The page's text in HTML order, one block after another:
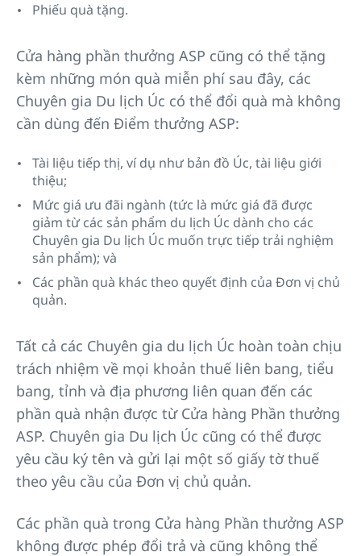
Phiếu quà tặng.
Cửa hàng phần thưởng ASP cũng có thể tặng
kèm những món quà miễn phí sau đây, các
Chuyên gia Du lịch Úc có thể đổi quà mà không
cần dùng đến Điểm thưởng ASP:
Tài liệu tiếp thị, ví dụ như bản đồ Úc, tài liệu giới
thiệu;
Mức giá ưu đãi ngành (tức là mức giá đã được
giảm từ các sản phẩm du lịch Úc dành cho các
Chuyên gia Du lịch Úc muốn trực tiếp trải nghiệm
sản phẩm); và
Các phần quà khác theo quyết định của Đơn vị chủ
quản.
Tất cả các Chuyên gia du lịch Úc hoàn toàn chịu
trách nhiệm về mọi khoản thuế liên bang, tiểu
bang, tỉnh và địa phương liên quan đến các
phần quà nhận được từ Cửa hàng Phần thưởng
ASP. Chuyên gia Du lịch Úc cũng có thể được
yêu cầu ký tên và gửi lại một số giấy tờ thuế
theo yêu cầu của Đơn vị chủ quản.
Các phần quà trong Cửa hàng Phần thưởng ASP
không được phép đổi trả và cũng không thể